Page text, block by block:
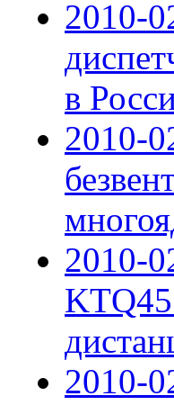
2010-
в
2010-
2010-
2010-